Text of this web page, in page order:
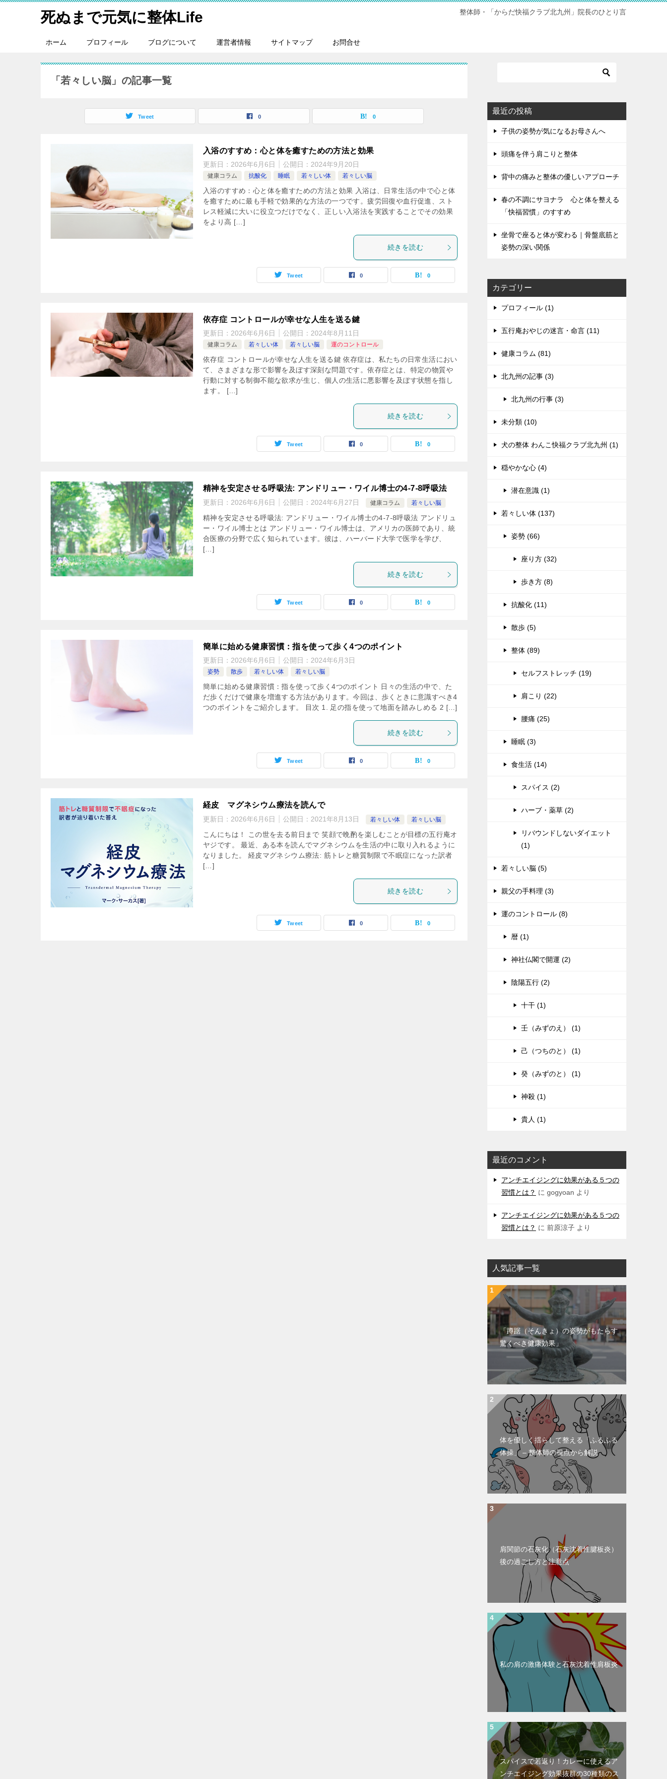
死ぬまで元気に整体Life 整体師・「からだ快福クラブ北九州」院長のひとり言
ホーム プロフィール ブログについて 運営者情報 サイトマップ お問合せ
「若々しい脳」の記事一覧
Tweet 0 0
入浴のすすめ：心と体を癒すための方法と効果
更新日： 2026年6月6日 公開日： 2024年9月20日
健康コラム 抗酸化 睡眠 若々しい体 若々しい脳
入浴のすすめ：心と体を癒すための方法と効果 入浴は、日常生活の中で心と体
を癒すために最も手軽で効果的な方法の一つです。疲労回復や血行促進、スト
レス軽減に大いに役立つだけでなく、正しい入浴法を実践することでその効果
をより高 […]
続きを読む
Tweet 0 0
依存症 コントロールが幸せな人生を送る鍵
更新日： 2026年6月6日 公開日： 2024年8月11日
健康コラム 若々しい体 若々しい脳 運のコントロール
依存症 コントロールが幸せな人生を送る鍵 依存症は、私たちの日常生活におい
て、さまざまな形で影響を及ぼす深刻な問題です。依存症とは、特定の物質や
行動に対する制御不能な欲求が生じ、個人の生活に悪影響を及ぼす状態を指し
ます。 […]
続きを読む
Tweet 0 0
精神を安定させる呼吸法: アンドリュー・ワイル博士の4-7-8呼吸法
更新日： 2026年6月6日 公開日： 2024年6月27日 健康コラム 若々しい脳
精神を安定させる呼吸法: アンドリュー・ワイル博士の4-7-8呼吸法 アンドリュ
ー・ワイル博士とは アンドリュー・ワイル博士は、アメリカの医師であり、統
合医療の分野で広く知られています。彼は、ハーバード大学で医学を学び、
[…]
続きを読む
Tweet 0 0
簡単に始める健康習慣：指を使って歩く4つのポイント
更新日： 2026年6月6日 公開日： 2024年6月3日
姿勢 散歩 若々しい体 若々しい脳
簡単に始める健康習慣：指を使って歩く4つのポイント 日々の生活の中で、た
だ歩くだけで健康を増進する方法があります。今回は、歩くときに意識すべき4
つのポイントをご紹介します。 目次 1. 足の指を使って地面を踏みしめる 2 […]
続きを読む
Tweet 0 0
経皮 マグネシウム療法を読んで
更新日： 2026年6月6日 公開日： 2021年8月13日 若々しい体 若々しい脳
こんにちは！ この世を去る前日まで 笑顔で晩酌を楽しむことが目標の五行庵オ
ヤジです。 最近、ある本を読んでマグネシウムを生活の中に取り入れるように
なりました。 経皮マグネシウム療法: 筋トレと糖質制限で不眠症になった訳者
[…]
続きを読む
Tweet 0 0
最近の投稿
子供の姿勢が気になるお母さんへ
頭痛を伴う肩こりと整体
背中の痛みと整体の優しいアプローチ
春の不調にサヨナラ 心と体を整える
「快福習慣」のすすめ
坐骨で座ると体が変わる｜骨盤底筋と
姿勢の深い関係
カテゴリー
プロフィール (1)
五行庵おやじの迷言・命言 (11)
健康コラム (81)
北九州の記事 (3)
北九州の行事 (3)
未分類 (10)
犬の整体 わんこ快福クラブ北九州 (1)
穏やかな心 (4)
潜在意識 (1)
若々しい体 (137)
姿勢 (66)
座り方 (32)
歩き方 (8)
抗酸化 (11)
散歩 (5)
整体 (89)
セルフストレッチ (19)
肩こり (22)
腰痛 (25)
睡眠 (3)
食生活 (14)
スパイス (2)
ハーブ・薬草 (2)
リバウンドしないダイエット
(1)
若々しい脳 (5)
親父の手料理 (3)
運のコントロール (8)
暦 (1)
神社仏閣で開運 (2)
陰陽五行 (2)
十干 (1)
壬（みずのえ） (1)
己（つちのと） (1)
癸（みずのと） (1)
神殺 (1)
貴人 (1)
最近のコメント
アンチエイジングに効果がある５つの
習慣とは？ に gogyoan より
アンチエイジングに効果がある５つの
習慣とは？ に 前原涼子 より
人気記事一覧
「蹲踞（そんきょ）の姿勢がもたらす
驚くべき健康効果」
体を優しく揺らして整える「ふるふる
体操」 – 整体師の視点から解説
肩関節の石灰化（石灰沈着性腱板炎）
後の過ごし方と注意点
私の肩の激痛体験と石灰沈着性肩板炎
スパイスで若返り！カレーに使えるア
ンチエイジング効果抜群の30種類のス